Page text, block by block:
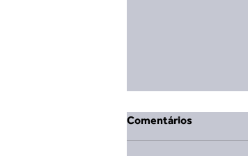
Comentários